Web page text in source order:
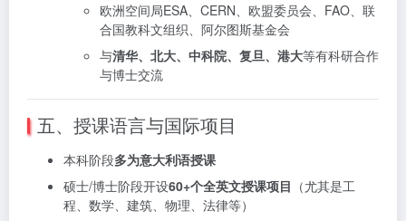
欧洲空间局ESA、CERN、欧盟委员会、FAO、联
合国教科文组织、阿尔图斯基金会
与清华、北大、中科院、复旦、港大等有科研合作
与博士交流
五、授课语言与国际项目
本科阶段多为意大利语授课
硕士/博士阶段开设60+个全英文授课项目 （尤其是工
程、数学、建筑、物理、法律等）